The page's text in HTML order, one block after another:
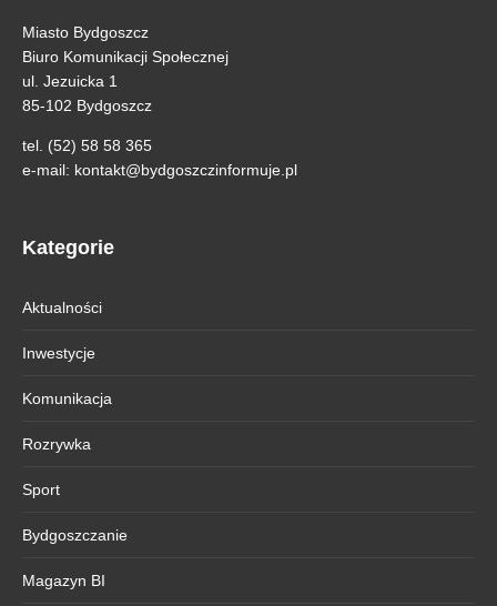
Miasto Bydgoszcz
Biuro Komunikacji Społecznej
ul. Jezuicka 1
85-102 Bydgoszcz
tel. (52) 58 58 365
e-mail: kontakt@bydgoszczinformuje.pl
Kategorie
Aktualności
Inwestycje
Komunikacja
Rozrywka
Sport
Bydgoszczanie
Magazyn BI